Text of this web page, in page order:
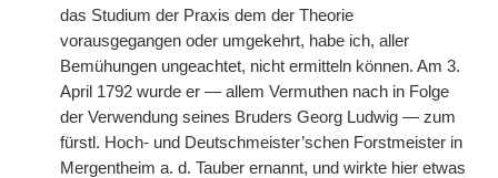
das Studium der Praxis dem der Theorie
vorausgegangen oder umgekehrt, habe ich, aller
Bemühungen ungeachtet, nicht ermitteln können. Am 3.
April 1792 wurde er — allem Vermuthen nach in Folge
der Verwendung seines Bruders Georg Ludwig — zum
fürstl. Hoch- und Deutschmeister’schen Forstmeister in
Mergentheim a. d. Tauber ernannt, und wirkte hier etwas